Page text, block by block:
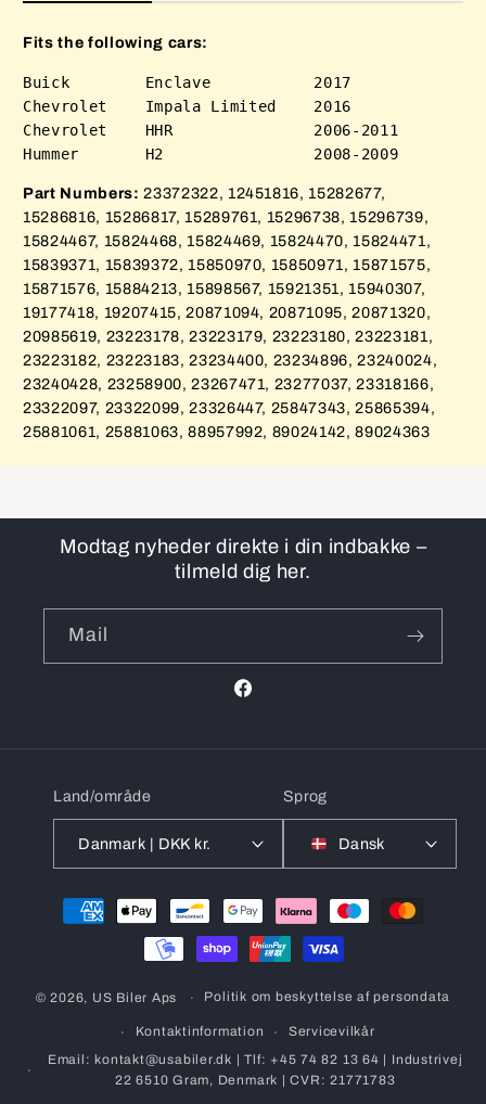
Fits the following cars:
Buick        Enclave           2017
Chevrolet    Impala Limited    2016
Chevrolet    HHR               2006-2011
Part Numbers:23372322, 12451816, 15282677,
15286816, 15286817, 15289761, 15296738, 15296739,
15824467, 15824468, 15824469, 15824470, 15824471,
15839371, 15839372, 15850970, 15850971, 15871575,
15871576, 15884213, 15898567, 15921351, 15940307,
19177418, 19207415, 20871094, 20871095, 20871320,
20985619, 23223178, 23223179, 23223180, 23223181,
23223182, 23223183, 23234400, 23234896, 23240024,
23240428, 23258900, 23267471, 23277037, 23318166,
23322097, 23322099, 23326447, 25847343, 25865394,
25881061, 25881063, 88957992, 89024142, 89024363
Modtag nyheder direkte i din indbakke –
tilmeld dig her.
Mail
Facebook
Land/område
Danmark | DKK kr.
Sprog
Dansk
Betalingsmetoder
© 2026, US Biler Aps Politik om beskyttelse af persondata
Kontaktinformation
Servicevilkår
Email: kontakt@usabiler.dk | Tlf: +45 74 82 13 64 | Industrivej
22 6510 Gram, Denmark | CVR: 21771783